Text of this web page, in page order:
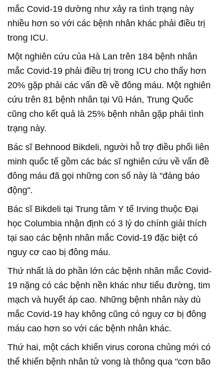
mắc Covid-19 dường như xảy ra tình trạng này
nhiều hơn so với các bệnh nhân khác phải điều trị
trong ICU.
Một nghiên cứu của Hà Lan trên 184 bệnh nhân
mắc Covid-19 phải điều trị trong ICU cho thấy hơn
20% gặp phải các vấn đề về đông máu. Một nghiên
cứu trên 81 bệnh nhân tại Vũ Hán, Trung Quốc
cũng cho kết quả là 25% bệnh nhân gặp phải tình
trạng này.
Bác sĩ Behnood Bikdeli, người hỗ trợ điều phối liên
minh quốc tế gồm các bác sĩ nghiên cứu về vấn đề
đông máu đã gọi những con số này là "đáng báo
động".
Bác sĩ Bikdeli tại Trung tâm Y tế Irving thuộc Đại
học Columbia nhận định có 3 lý do chính giải thích
tại sao các bệnh nhân mắc Covid-19 đặc biệt có
nguy cơ cao bị đông máu.
Thứ nhất là do phần lớn các bệnh nhân mắc Covid-
19 nặng có các bệnh nền khác như tiểu đường, tim
mạch và huyết áp cao. Những bệnh nhân này dù
mắc Covid-19 hay không cũng có nguy cơ bị đông
máu cao hơn so với các bệnh nhân khác.
Thứ hai, một cách khiến virus corona chủng mới có
thể khiến bệnh nhân tử vong là thông qua "cơn bão